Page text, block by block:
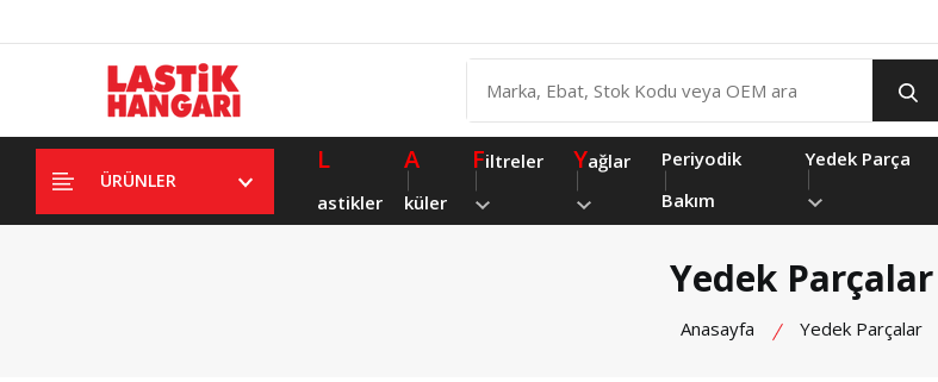
ÜRÜNLER
L
astikler
A
küler
Filtreler Yağlar
Periyodik
Bakım
Yedek Parça
Yedek Parçalar
Anasayfa Yedek Parçalar